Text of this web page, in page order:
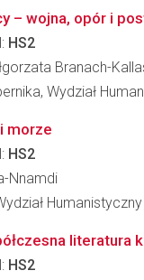
– wojna, opór i
HS2
Branach-
Wydział
morze
HS2
Nnamdi
Humanistyczny
HS2